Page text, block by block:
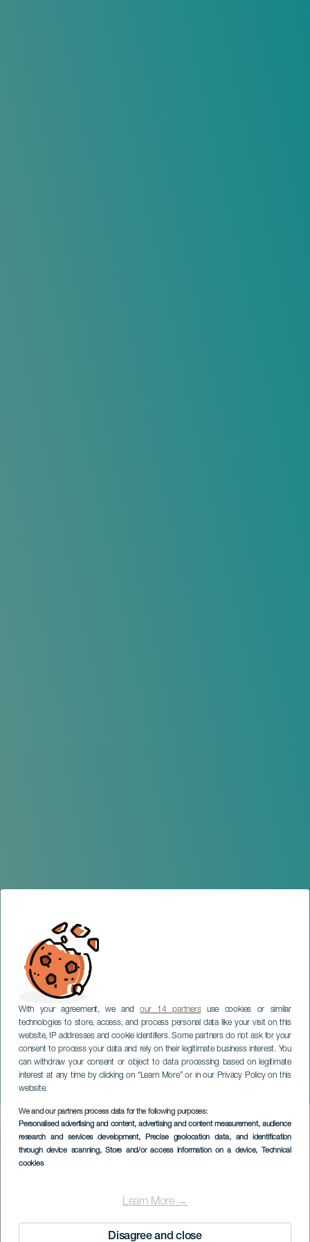
With your agreement, we andour 14 partnersuse cookies or similar
technologies to store, access, and process personal data like your visit on this
website, IP addresses and cookie identifiers. Some partners do not ask for your
consent to process your data and rely on their legitimate business interest. You
can withdraw your consent or object to data processing based on legitimate
interest at any time by clicking on “Learn More” or in our Privacy Policy on this
website.
We and our partners process data for the following purposes:
Personalised advertising and content, advertising and content measurement, audience
research and services development, Precise geolocation data, and identification
through device scanning, Store and/or access information on a device, Technical
cookies
Learn More →
Disagree and close
Eine Garngeschichte
TENERIFE
Imagen
Listado